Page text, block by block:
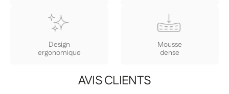
Design
ergonomique
Mousse
dense
AVIS CLIENTS